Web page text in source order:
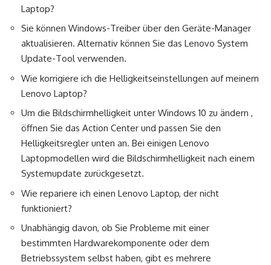
Laptop?
Sie können Windows-Treiber über den Geräte-Manager
aktualisieren. Alternativ können Sie das Lenovo System
Update-Tool verwenden.
Wie korrigiere ich die Helligkeitseinstellungen auf meinem
Lenovo Laptop?
Um die Bildschirmhelligkeit unter Windows 10 zu ändern ,
öffnen Sie das Action Center und passen Sie den
Helligkeitsregler unten an. Bei einigen Lenovo
Laptopmodellen wird die Bildschirmhelligkeit nach einem
Systemupdate zurückgesetzt.
Wie repariere ich einen Lenovo Laptop, der nicht
funktioniert?
Unabhängig davon, ob Sie Probleme mit einer
bestimmten Hardwarekomponente oder dem
Betriebssystem selbst haben, gibt es mehrere